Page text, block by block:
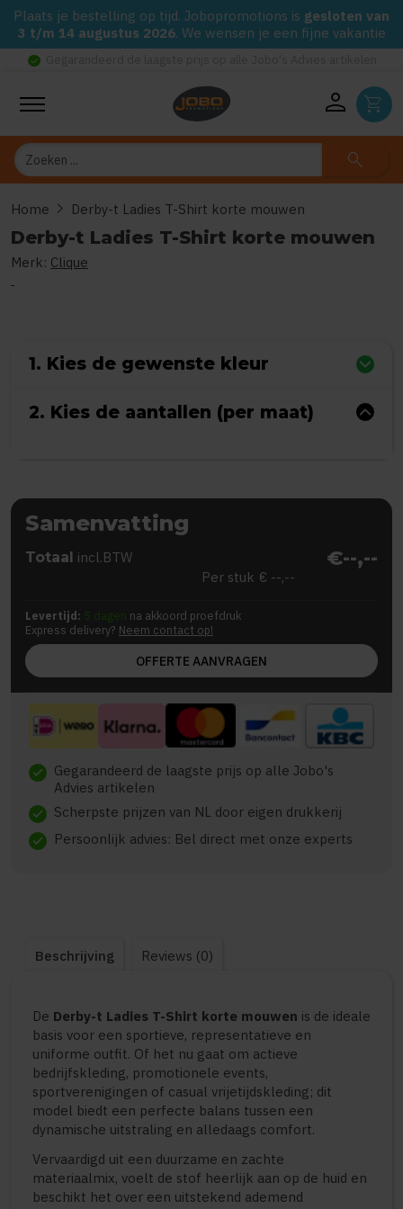
Plaats je bestelling op tijd. Jobopromotions is gesloten van
3 t/m 14 augustus 2026. We wensen je een fijne vakantie
check_circle
person shopping_cart
Zoeken search
Home chevron_right Derby-t Ladies T-Shirt korte mouwen
Derby-t Ladies T-Shirt korte mouwen
Merk: Clique
1. Kies de gewenste kleur
2. Kies de aantallen (per maat)
Samenvatting
Totaal incl.BTW €--,--
Per stuk € --,--
Levertijd: 5 dagen na akkoord proefdruk
Express delivery? Neem contact op!
OFFERTE AANVRAGEN
check Gegarandeerd de laagste prijs op alle Jobo's
Advies artikelen
check Scherpste prijzen van NL door eigen drukkerij
check Persoonlijk advies: Bel direct met onze experts
Beschrijving Reviews (0)
De Derby-t Ladies T-Shirt korte mouwen is de ideale
basis voor een sportieve, representatieve en
uniforme outfit. Of het nu gaat om actieve
bedrijfskleding, promotionele events,
sportverenigingen of casual vrijetijdskleding; dit
model biedt een perfecte balans tussen een
dynamische uitstraling en alledaags comfort.
Vervaardigd uit een duurzame en zachte
materiaalmix, voelt de stof heerlijk aan op de huid en
beschikt het over een uitstekend ademend